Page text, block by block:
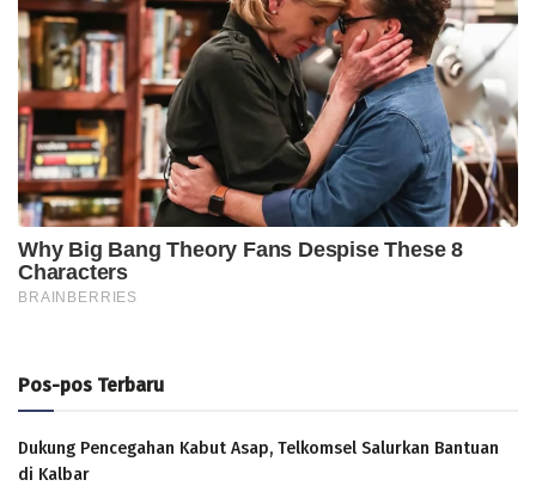
Pos-pos Terbaru
Dukung Pencegahan Kabut Asap, Telkomsel Salurkan Bantuan
di Kalbar